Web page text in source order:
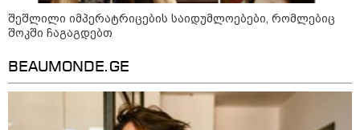
დაშავებული - რუსეთში
აცხადებენ, რომ უკრაინული
დრონი დამსვენებლებით სავსე
სანაპიროზე აფეთქდა (ვიდეო)
შეშლილი იმპერატრიცების საიდუმლოებები, რომლებიც
შოკში ჩაგაგდებთ
BEAUMONDE.GE